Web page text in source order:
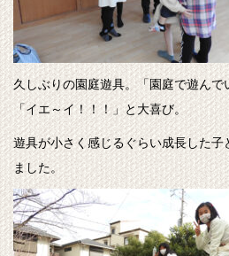
久しぶりの園庭遊具。「園庭で遊ん
「イエ～イ！！！」と大喜び。
遊具が小さく感じるぐらい成長した
ました。